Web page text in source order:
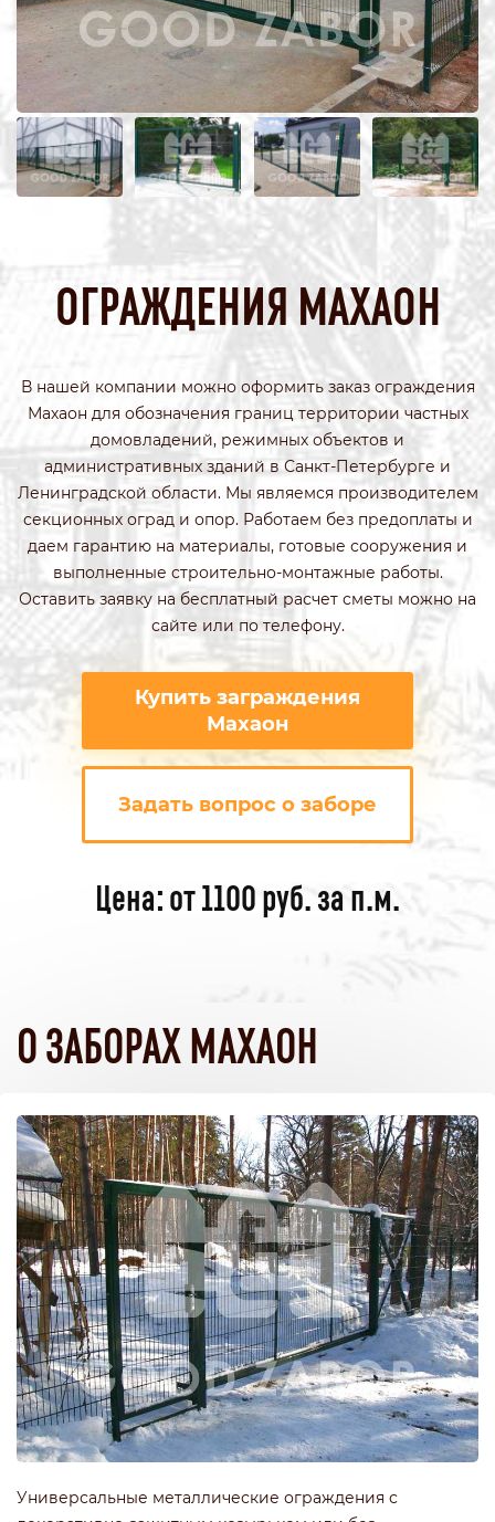
ОГРАЖДЕНИЯ МАХАОН
В нашей компании можно оформить заказ ограждения
Махаон для обозначения границ территории частных
домовладений, режимных объектов и
административных зданий в Санкт-Петербурге и
Ленинградской области. Мы являемся производителем
секционных оград и опор. Работаем без предоплаты и
даем гарантию на материалы, готовые сооружения и
выполненные строительно-монтажные работы.
Оставить заявку на бесплатный расчет сметы можно на
сайте или по телефону.
Купить заграждения
Махаон
Задать вопрос о заборе
Цена: от 1100 руб. за п.м.
О ЗАБОРАХ МАХАОН
Универсальные металлические ограждения с